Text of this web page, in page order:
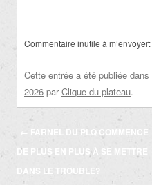
Commentaire inutile à
Cette entrée a été publiée dans
2026 par Clique du plateau.
Navigation
des
articles
← FARNEL DU PLQ COMMENCE
DE PLUS EN PLUS À SE METTRE
DANS LE TROUBLE?